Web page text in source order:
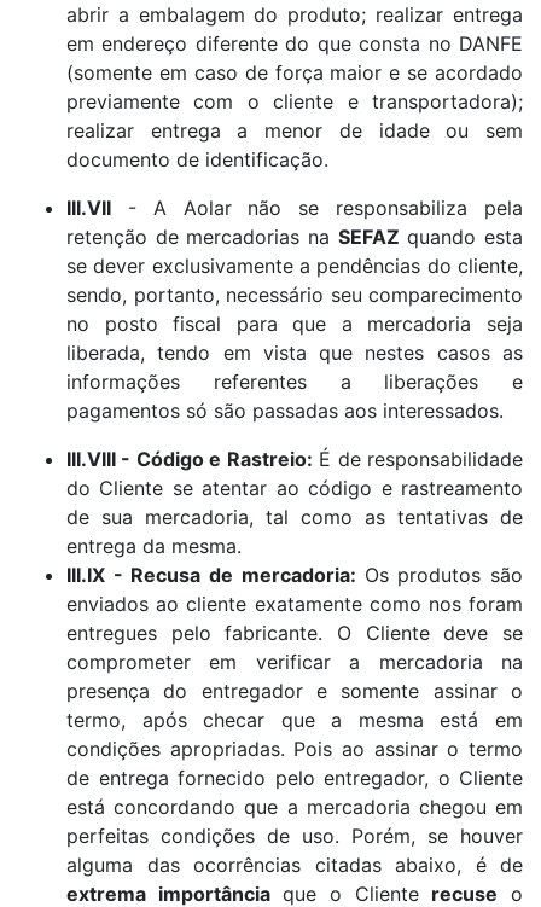
abrir a embalagem do produto; realizar entrega
em endereço diferente do que consta no DANFE
(somente em caso de força maior e se acordado
previamente com o cliente e transportadora);
realizar entrega a menor de idade ou sem
documento de identificação.
III.VII - A Aolar não se responsabiliza pela
retenção de mercadorias na SEFAZ quando esta
se dever exclusivamente a pendências do cliente,
sendo, portanto, necessário seu comparecimento
no posto fiscal para que a mercadoria seja
liberada, tendo em vista que nestes casos as
informações referentes a liberações e
pagamentos só são passadas aos interessados.
III.VIII - Código e Rastreio: É de responsabilidade
do Cliente se atentar ao código e rastreamento
de sua mercadoria, tal como as tentativas de
entrega da mesma.
III.IX - Recusa de mercadoria: Os produtos são
enviados ao cliente exatamente como nos foram
entregues pelo fabricante. O Cliente deve se
comprometer em verificar a mercadoria na
presença do entregador e somente assinar o
termo, após checar que a mesma está em
condições apropriadas. Pois ao assinar o termo
de entrega fornecido pelo entregador, o Cliente
está concordando que a mercadoria chegou em
perfeitas condições de uso. Porém, se houver
alguma das ocorrências citadas abaixo, é de
extrema importânciaque o Cliente recuse o